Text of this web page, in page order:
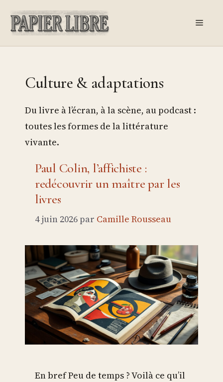
contenu
Menu
Culture & adaptations
Du livre à l’écran, à la scène, au podcast :
toutes les formes de la littérature
vivante.
Paul Colin, l’affichiste :
redécouvrir un maître par les
livres
4 juin 2026 par Camille Rousseau
En bref Peu de temps ? Voilà ce qu’il